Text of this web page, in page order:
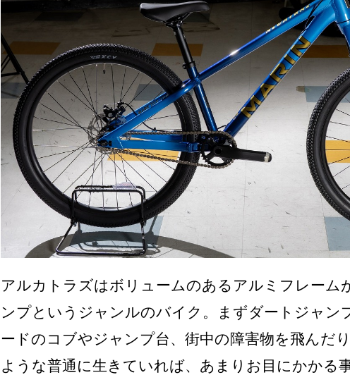
アルカトラズはボリュームのあるアルミフレーム
ンプというジャンルのバイク。まずダートジャン
ードのコブやジャンプ台、街中の障害物を飛んだ
ような普通に生きていれば、あまりお目にかかる